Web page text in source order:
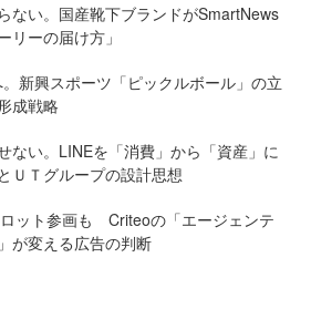
ない。国産靴下ブランドがSmartNews
リーの届け方」
。新興スポーツ「ピックルボール」の立
成戦略
ない。LINEを「消費」から「資産」に
ＵＴグループの設計思想
ット参画も Criteoの「エージェンテ
が変える広告の判断